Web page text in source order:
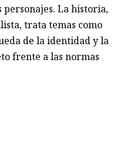
personajes. La historia,
trata temas como
de la identidad y la
frente a las normas